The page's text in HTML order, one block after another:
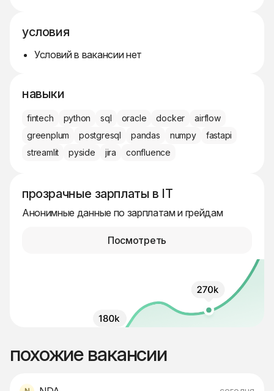
условия
Условий в вакансии нет
навыки
fintech python sql oracle docker
airflow
greenplum
postgresql pandas numpy
fastapi
streamlit
pyside jira confluence
прозрачные зарплаты в IT
Анонимные данные по зарплатам и грейдам
Посмотреть
похожие вакансии